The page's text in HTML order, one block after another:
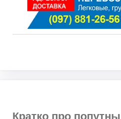
Кратко про